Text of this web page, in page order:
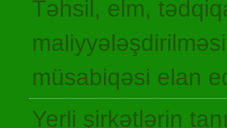
Təhsil, elm,
müsabiqəsi elan
Yerli şirkətlərin